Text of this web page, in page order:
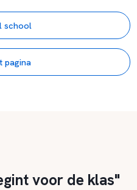
school
pagina
voor de klas"